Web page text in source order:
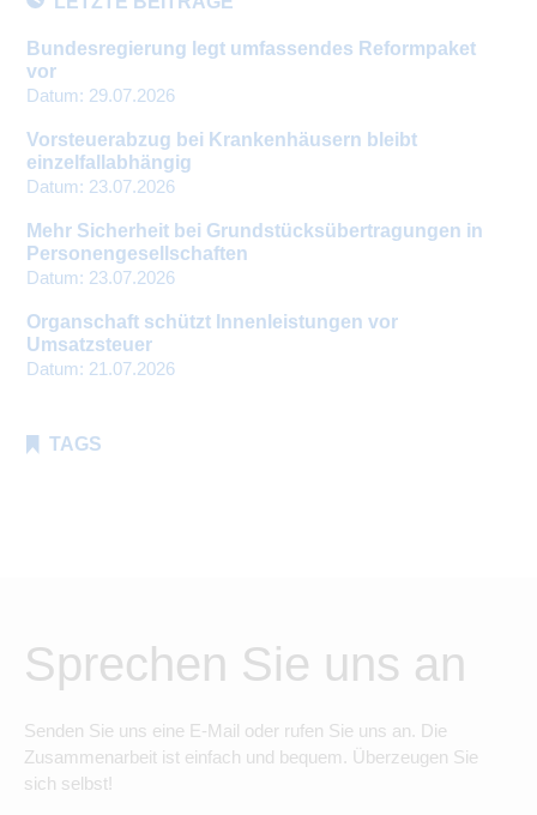
Bundesregierung legt umfassendes Reformpaket
vor
Datum: 29.07.2026
Vorsteuerabzug bei Krankenhäusern bleibt
einzelfallabhängig
Datum: 23.07.2026
Mehr Sicherheit bei Grundstücksübertragungen in
Personengesellschaften
Datum: 23.07.2026
Organschaft schützt Innenleistungen vor
Umsatzsteuer
Datum: 21.07.2026
TAGS
Sprechen Sie uns an
Senden Sie uns eine E-Mail oder rufen Sie uns an. Die
Zusammenarbeit ist einfach und bequem. Überzeugen Sie
sich selbst!